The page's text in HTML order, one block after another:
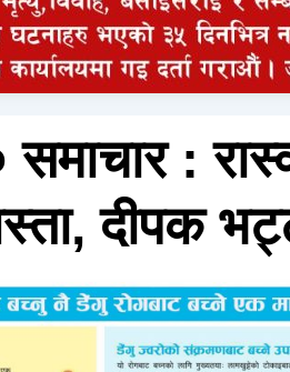
:
दीपक